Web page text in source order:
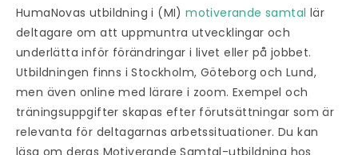
HumaNovas utbildning i (MI)motiverande samtal lär
deltagare om att uppmuntra utvecklingar och
underlätta inför förändringar i livet eller på jobbet.
Utbildningen finns i Stockholm, Göteborg och Lund,
men även online med lärare i zoom. Exempel och
träningsuppgifter skapas efter förutsättningar som är
relevanta för deltagarnas arbetssituationer. Du kan
läsa om deras Motiverande Samtal-utbildning hos